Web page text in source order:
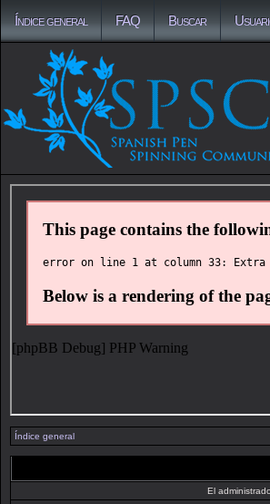
Índice general FAQ Buscar
Índice general
El